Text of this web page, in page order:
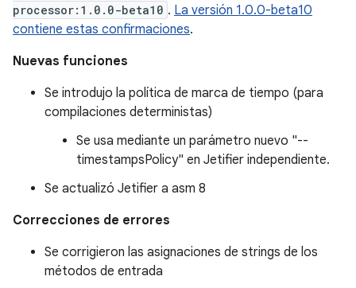
processor:1.0.0-beta10 . La versión 1.0.0-beta10
contiene estas confirmaciones.
Nuevas funciones
Se introdujo la política de marca de tiempo (para
compilaciones deterministas)
Se usa mediante un parámetro nuevo "--
timestampsPolicy" en Jetifier independiente.
Se actualizó Jetifier a asm 8
Correcciones de errores
Se corrigieron las asignaciones de strings de los
métodos de entrada